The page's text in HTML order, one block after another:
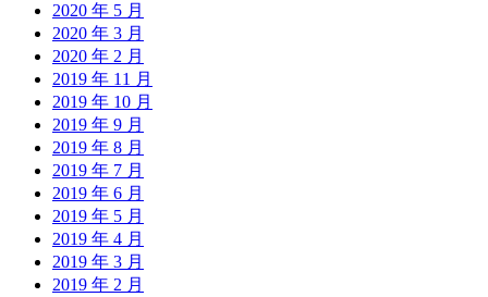
2020 年 5 月
2020 年 3 月
2020 年 2 月
2019 年 11 月
2019 年 10 月
2019 年 9 月
2019 年 8 月
2019 年 7 月
2019 年 6 月
2019 年 5 月
2019 年 4 月
2019 年 3 月
2019 年 2 月